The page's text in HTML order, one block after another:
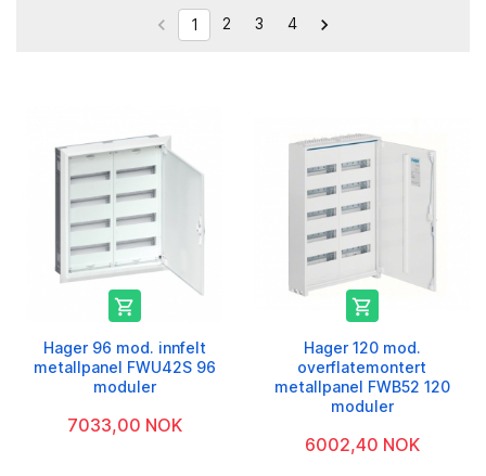
 1 2 3 4 

Hager 96 mod. innfelt
metallpanel FWU42S 96
moduler
7033,00 NOK

Hager 120 mod.
overflatemontert
metallpanel FWB52 120
moduler
6002,40 NOK